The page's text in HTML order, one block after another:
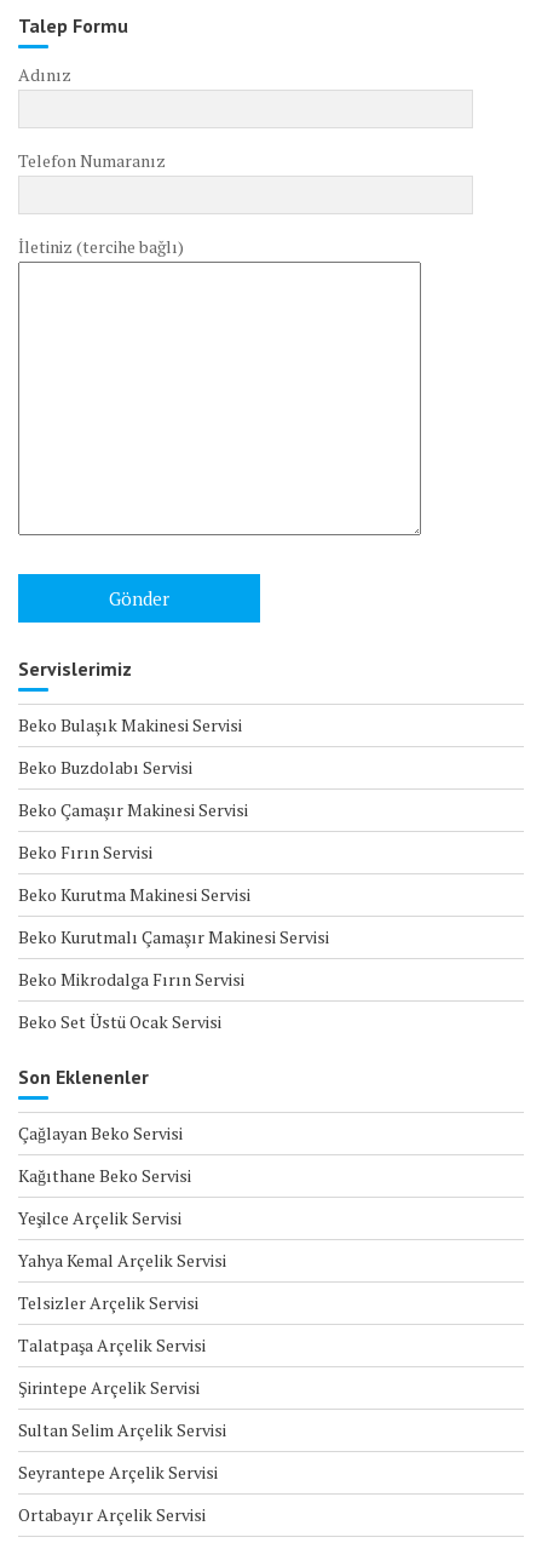
Talep Formu
Adınız
Telefon Numaranız
İletiniz (tercihe bağlı)
Servislerimiz
Beko Bulaşık Makinesi Servisi
Beko Buzdolabı Servisi
Beko Çamaşır Makinesi Servisi
Beko Fırın Servisi
Beko Kurutma Makinesi Servisi
Beko Kurutmalı Çamaşır Makinesi Servisi
Beko Mikrodalga Fırın Servisi
Beko Set Üstü Ocak Servisi
Son Eklenenler
Çağlayan Beko Servisi
Kağıthane Beko Servisi
Yeşilce Arçelik Servisi
Yahya Kemal Arçelik Servisi
Telsizler Arçelik Servisi
Talatpaşa Arçelik Servisi
Şirintepe Arçelik Servisi
Sultan Selim Arçelik Servisi
Seyrantepe Arçelik Servisi
Ortabayır Arçelik Servisi